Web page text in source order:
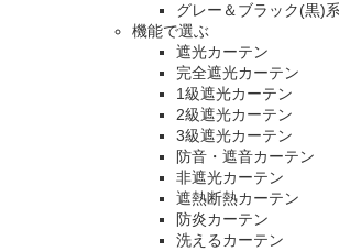
グレー＆ブラック(黒)
機能で選ぶ
遮光カーテン
完全遮光カーテン
1級遮光カーテン
2級遮光カーテン
3級遮光カーテン
防音・遮音カーテン
非遮光カーテン
遮熱断熱カーテン
防炎カーテン
洗えるカーテン